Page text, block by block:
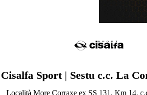
Cisalfa Sport | Sestu c.c. La
Località More Corraxe ex SS 131, Km 14,